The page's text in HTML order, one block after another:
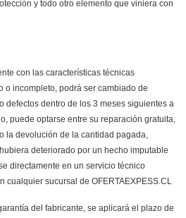
y todo otro elemento que viniera con
con las características técnicas
o incompleto, podrá ser cambiado de
defectos dentro de los 3 meses siguientes a
puede optarse entre su reparación gratuita,
la devolución de la cantidad pagada,
deteriorado por un hecho imputable
directamente en un servicio técnico
cualquier sucursal de OFERTAEXPESS.CL
del fabricante, se aplicará el plazo de